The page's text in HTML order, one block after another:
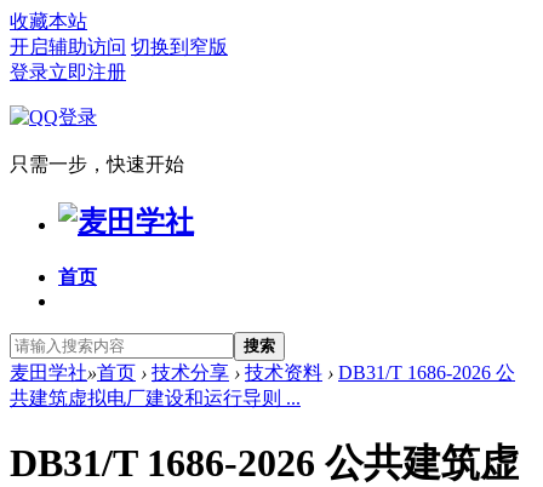
收藏本站
开启辅助访问 切换到窄版
登录立即注册
只需一步，快速开始
首页
搜索
麦田学社»首页 › 技术分享 › 技术资料 › DB31/T 1686-2026 公
共建筑虚拟电厂建设和运行导则 ...
DB31/T 1686-2026 公共建筑虚